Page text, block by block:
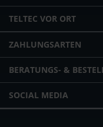
TELTEC VOR ORT
ZAHLUNGSARTEN
BERATUNGS- &
SOCIAL MEDIA